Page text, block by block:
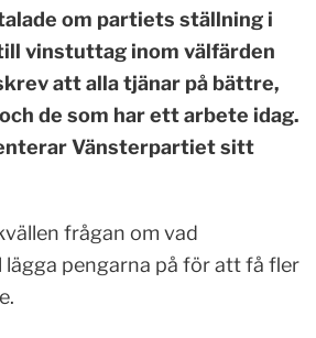
om partiets ställning i
vinstuttag inom välfärden
att alla tjänar på bättre,
de som har ett arbete idag.
Vänsterpartiet sitt
frågan om vad
pengarna på för att få fler